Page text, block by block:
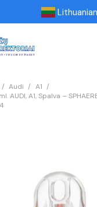
Lithuanian
/ Audi / A1 /
AUDI, A1, Spalva –